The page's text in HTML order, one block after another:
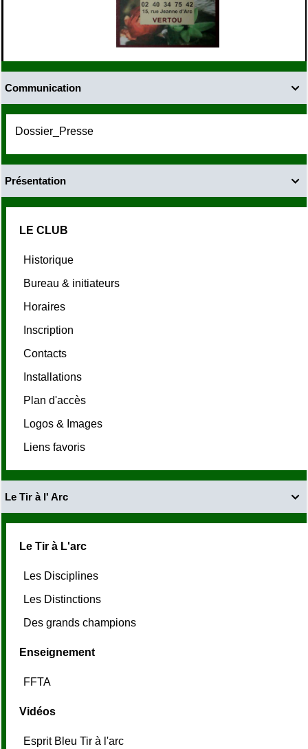

Communication
Dossier_Presse

Présentation
LE CLUB
Historique
Bureau & initiateurs
Horaires
Inscription
Contacts
Installations
Plan d'accès
Logos & Images
Liens favoris

Le Tir à l' Arc
Le Tir à L'arc
Les Disciplines
Les Distinctions
Des grands champions
Enseignement
FFTA
Vidéos
Esprit Bleu Tir à l'arc